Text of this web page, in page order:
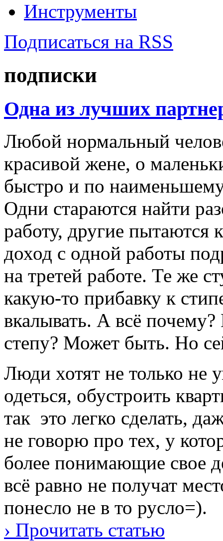
Инструменты
Подписаться на RSS
подписки
Одна из лучших
Любой нормальный
красивой жене, о
быстро и по
Одни стараются найти
работу, другие пытаются
доход с одной работы
на третей работе. Те же
какую-то прибавку к
вкалывать. А всё
степу? Может быть. Но
Люди хотят не только не
одеться, обустроить
так это легко сделать,
не говорю про тех, у
более понимающие свое
всё равно не получат
понесло не в то русло=).
› Прочитать статью